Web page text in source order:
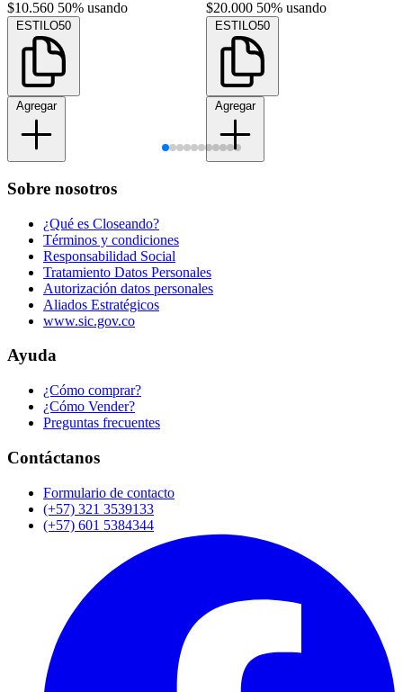
$10.560 50% usando
ESTILO50
Agregar
$20.000 50% usando
ESTILO50
Agregar
Sobre nosotros
¿Qué es Closeando?
Términos y condiciones
Responsabilidad Social
Tratamiento Datos Personales
Autorización datos personales
Aliados Estratégicos
www.sic.gov.co
Ayuda
¿Cómo comprar?
¿Cómo Vender?
Preguntas frecuentes
Contáctanos
Formulario de contacto
(+57) 321 3539133
(+57) 601 5384344